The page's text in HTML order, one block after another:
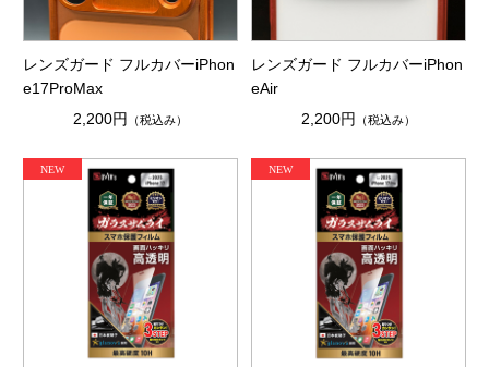
レンズガード フルカバーiPhon
e17ProMax
2,200円
（税込み）
レンズガード フルカバーiPhon
eAir
2,200円
（税込み）